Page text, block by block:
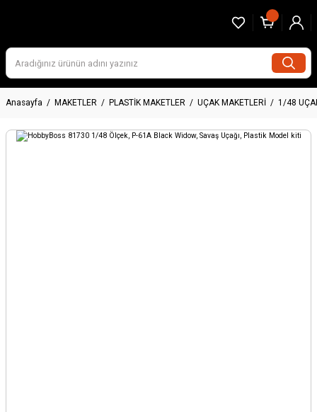
Anasayfa MAKETLER PLASTİK MAKETLER UÇAK MAKETLERİ 1/48